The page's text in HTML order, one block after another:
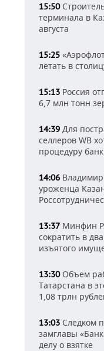
15:50
терминала в
августа
15:25
летать в
15:13 Россия
6,7 млн тонн
14:39 Для
селлеров WB
процедуру
14:06
уроженца
13:37 Минфин
сократить в
изъятого
13:30Объем
Татарстана в
1,08 трлн
13:03 Следком
замглавы
делу о взятке